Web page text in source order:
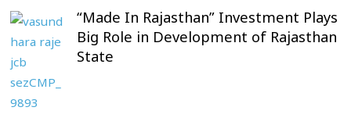
“Made In Rajasthan” Investment Plays
Big Role in Development of Rajasthan
State